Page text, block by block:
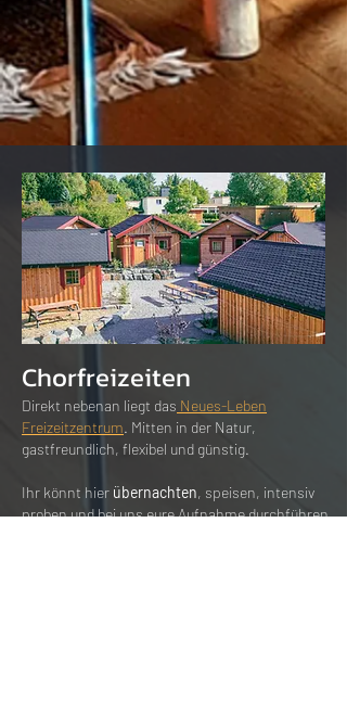
Chorfreizeiten
Direkt nebenan liegt das Neues-Leben
Freizeitzentrum. Mitten in der Natur,
gastfreundlich, flexibel und günstig.
Ihr könnt hier übernachten, speisen, intensiv
proben und bei uns eure Aufnahme durchführen.